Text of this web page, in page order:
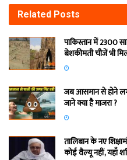
Related Posts
पाकिस्तान में 2300
बेशकीमती चीजें भी
जब आसमान से होने
जाने क्या है माजरा ?
तालिबान के नए
कोई वैल्यू नहीं, यहाँ